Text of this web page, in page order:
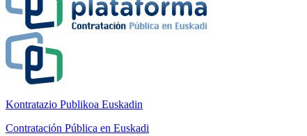
Kontratazio Publikoa Euskadin
Contratación Pública en Euskadi